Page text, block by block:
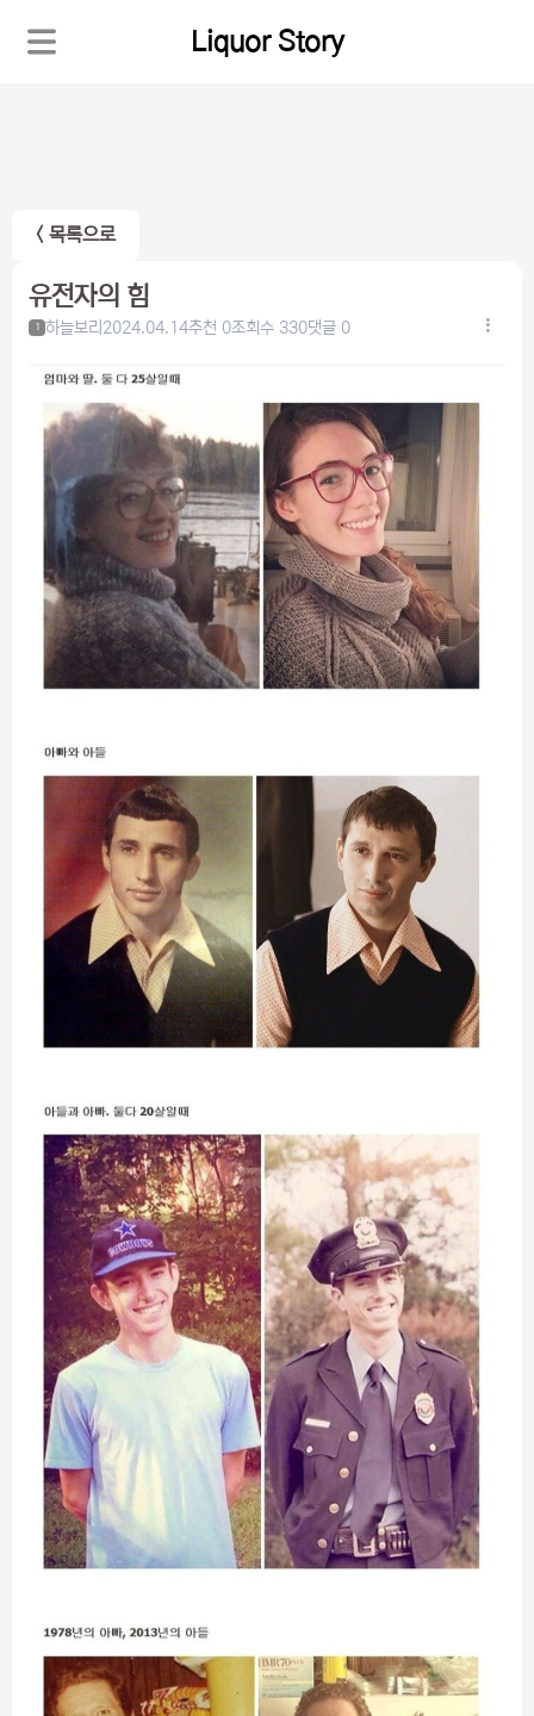
Liquor Story
< 목록으로
유전자의 힘
1 하늘보리 2024.04.14추천 0조회수 330댓글 0